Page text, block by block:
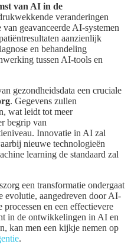
van AI in de
veranderingen
geavanceerde AI-systemen
aanzienlijk
en behandeling
tussen AI-tools en
gezondheidsdata een cruciale
. Gegevens zullen
wat leidt tot meer
begrip van
Innovatie in AI zal
nieuwe technologieën
learning de standaard zal
een transformatie ondergaat
evolutie, aangedreven door AI-
en een effectievere
in de ontwikkelingen in AI en
kan men een kijkje nemen op
.